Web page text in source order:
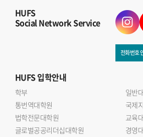
HUFS
Social Network Service
전화번호
HUFS입학안내
학부
일반
통번역대학원
국제
법학전문대학원
교육
글로벌공공리더십대학원
경영